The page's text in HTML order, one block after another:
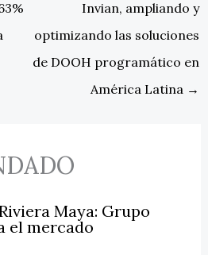
Invian, ampliando y
optimizando las soluciones
de DOOH programático en
América Latina →
Maya: Grupo
el mercado